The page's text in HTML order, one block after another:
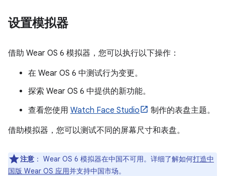
设置模拟器
借助 Wear OS 6 模拟器，您可以执行以下操作：
在 Wear OS 6 中测试行为变更。
探索 Wear OS 6 中提供的新功能。
查看您使用 Watch Face Studio
制作的表盘主题。
借助模拟器，您可以测试不同的屏幕尺寸和表盘。
注意 ： Wear OS 6 模拟器在中国不可用。详细了解如何打造中
国版 Wear OS 应用并支持中国市场。